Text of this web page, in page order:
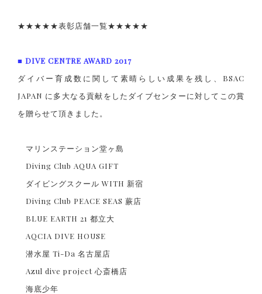
★★★★★表彰店舗一覧★★★★★
■ DIVE CENTRE AWARD 2017
ダイバー育成数に関して素晴らしい成果を残し、BSAC
JAPAN に多大なる貢献をしたダイブセンターに対してこの賞
を贈らせて頂きました。
マリンステーション堂ヶ島
Diving Club AQUA GIFT
ダイビングスクール WITH 新宿
Diving Club PEACE SEAS 蕨店
BLUE EARTH 21 都立大
AQCIA DIVE HOUSE
潜水屋 Ti-Da 名古屋店
Azul dive project 心斎橋店
海底少年